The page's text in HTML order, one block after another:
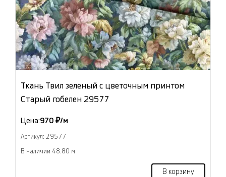
Ткань Твил зеленый с цветочным принтом
Старый гобелен 29577
Цена:970 ₽/м
Артикул: 29577
В наличии 48.80 м
В корзину